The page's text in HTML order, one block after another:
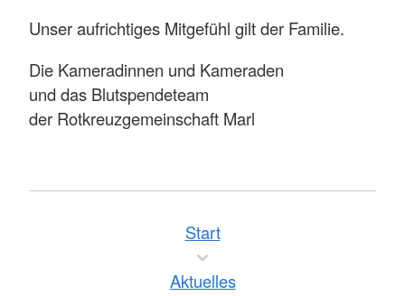
Unser aufrichtiges Mitgefühl gilt der Familie.
Die Kameradinnen und Kameraden
und das Blutspendeteam
der Rotkreuzgemeinschaft Marl
Start
Aktuelles